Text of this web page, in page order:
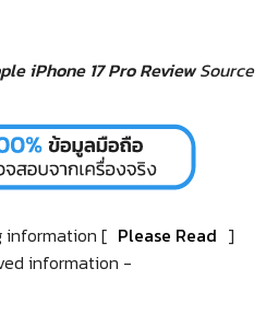
iPhone 17 Pro Review Source
information [ Please Read ]
information -